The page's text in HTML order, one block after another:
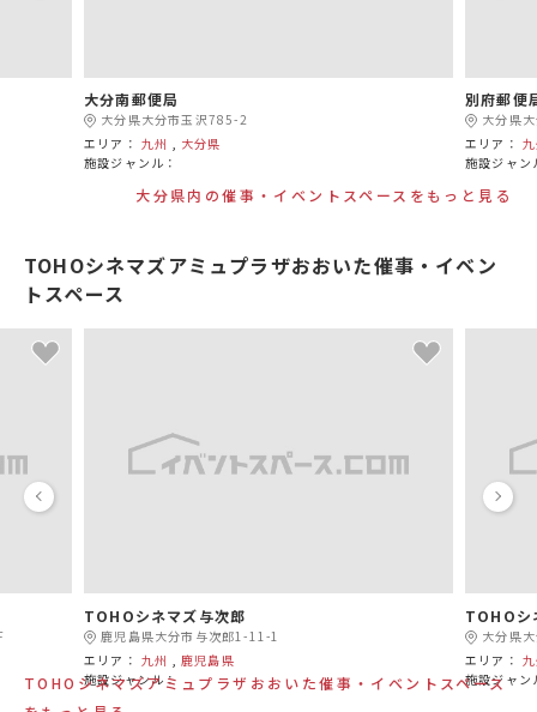
大分南郵便局
大分県大分市玉沢785-2
エリア： 九州 , 大分県
施設ジャンル：
別府郵便
大分県
エリア：
施設ジャン
大分県内の催事・イベントスペースをもっと見る
TOHOシネマズアミュプラザおおいた催事・イベン
トスペース
TOHOシネマズ与次郎
鹿児島県大分市与次郎1-11-1
エリア： 九州 ,鹿児島県
施設ジャンル：
TOHOシ
大分県
エリア：
施設ジャン
TOHOシネマズアミュプラザおおいた催事・イベントスペース